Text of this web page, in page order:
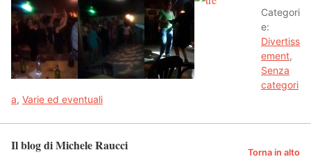
Categori
e:
Divertiss
ement,
Senza
categori
a, Varie ed eventuali
Il blog di Michele Raucci Torna in alto